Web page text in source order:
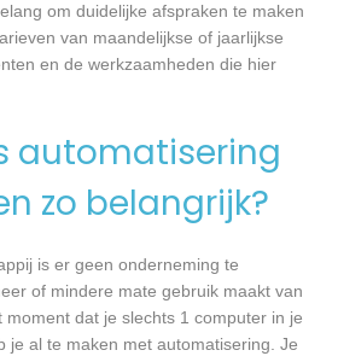
om duidelijke afspraken te maken
van maandelijkse of jaarlijkse
en de werkzaamheden die hier
automatisering
zo belangrijk?
is er geen onderneming te
of mindere mate gebruik maakt van
dat je slechts 1 computer in je
je al te maken met automatisering. Je